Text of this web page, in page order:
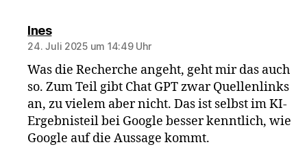
Inessagt:
24. Juli 2025 um 14:49 Uhr
Was die Recherche angeht, geht mir das auch
so. Zum Teil gibt Chat GPT zwar Quellenlinks
an, zu vielem aber nicht. Das ist selbst im KI-
Ergebnisteil bei Google besser kenntlich, wie
Google auf die Aussage kommt.